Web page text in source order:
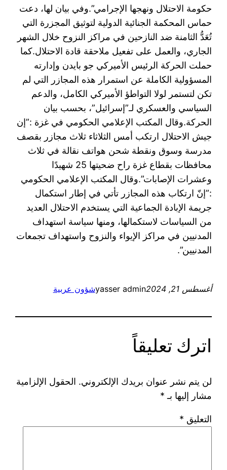
حكومة الاحتلال ونهجها الإجرامي”.‎وفي بيان لها، دعت
حماس المحكمة الجنائية الدولية لتوثيق المجزرة التي
تُعَدُّ الثامنة ضد النازحين في مراكز النزوح خلال الشهر
الجاري، والعمل على تفعيل ملاحقة قادة الاحتلال.‎كما
حملت الحركة الرئيس الأميركي جو بايدن وإدارته
المسؤولية الكاملة عن استمرار هذه المجازر التي لم
تكن لتستمر لولا التواطؤ الأميركي الكامل، والدعم
السياسي والعسكري لـ”إسرائيل”، بحسب بيان
الحركة.وقال المكتب الإعلامي الحكومي في غزة :”إن
جيش الاحتلال ارتكب أمس الثلاثاء ثلاث مجازر بقصف
مدرسة وسوق ونقطة شحن هواتف نقالة في ثلاث
محافظات بقطاع غزة راح ضحيتها 25 شهيدًا
وعشرات الإصابات”.وقال المكتب الإعلامي الحكومي
:”إنّ ارتكاب هذه المجازر تأتي في إطار استكمال
جريمة الإبادة الجماعية التي يستخدم الاحتلال العديد
من السياسات لاستكمالها، ومنها سياسة استهداف
المدنيين في مراكز الإيواء والنزوح واستهداف تجمعات
المدنيين”.
أغسطس 21, 2024 yasser adminشؤون عربية
اترك تعليقاً
لن يتم نشر عنوان بريدك الإلكتروني. الحقول الإلزامية
مشار إليها بـ *
التعليق *